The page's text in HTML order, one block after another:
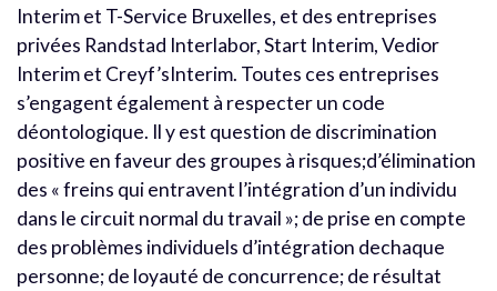
Interim et T-Service Bruxelles, et des entreprises
privées Randstad Interlabor, Start Interim, Vedior
Interim et Creyf’sInterim. Toutes ces entreprises
s’engagent également à respecter un code
déontologique. Il y est question de discrimination
positive en faveur des groupes à risques;d’élimination
des « freins qui entravent l’intégration d’un individu
dans le circuit normal du travail »; de prise en compte
des problèmes individuels d’intégration dechaque
personne; de loyauté de concurrence; de résultat